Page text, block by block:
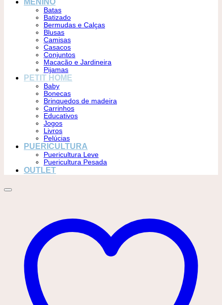
MENINO
Batas
Batizado
Bermudas e Calças
Blusas
Camisas
Casacos
Conjuntos
Macacão e Jardineira
Pijamas
PETIT HOME
Baby
Bonecas
Brinquedos de madeira
Carrinhos
Educativos
Jogos
Livros
Pelúcias
PUERICULTURA
Puericultura Leve
Puericultura Pesada
OUTLET